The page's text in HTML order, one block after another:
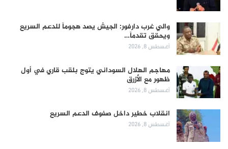
والي غرب دارفور: الجيش يصد هجوماً للدعم السريع
ويحقق تقدماً…
أغسطس 8, 2026
مهاجم الهلال السوداني يتوج بلقب قاري في أول
ظهور مع الأزرق
أغسطس 8, 2026
انقلاب خطير داخل صفوف الدعم السريع
أغسطس 8, 2026